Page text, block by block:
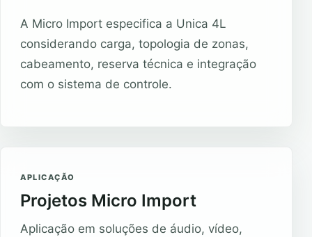
A Micro Import especifica a Unica 4L
considerando carga, topologia de zonas,
cabeamento, reserva técnica e integração
com o sistema de controle.
APLICAÇÃO
Projetos Micro Import
Aplicação em soluções de áudio, vídeo,